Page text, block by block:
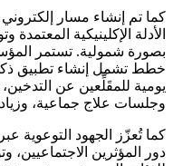
كما تم إنشاء مسار
الأدلة الإكلينيكية
بصورة شمولية. تستمر
خطط تشمل إنشاء تطبيق
يومية للمقَلِّعين عن
وجلسات علاج جماعية،
كما تُعزّز الجهود التوعوية
دور المؤثرين